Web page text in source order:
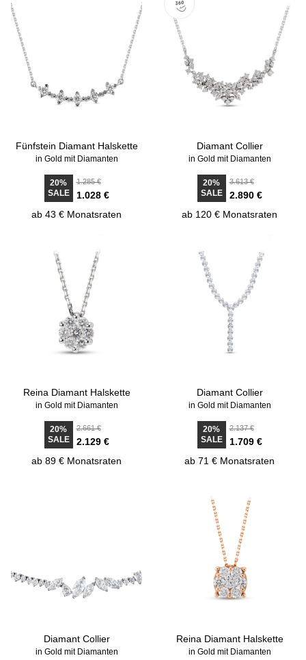
Fünfstein Diamant Halskette
in Gold mit Diamanten
20%
SALE
1.285 €
1.028 €
ab 43 € Monatsraten
Diamant Collier
in Gold mit Diamanten
20%
SALE
3.613 €
2.890 €
ab 120 € Monatsraten
Reina Diamant Halskette
in Gold mit Diamanten
20%
SALE
2.661 €
2.129 €
ab 89 € Monatsraten
Diamant Collier
in Gold mit Diamanten
20%
SALE
2.137 €
1.709 €
ab 71 € Monatsraten
Diamant Collier
in Gold mit Diamanten
Reina Diamant Halskette
in Gold mit Diamanten